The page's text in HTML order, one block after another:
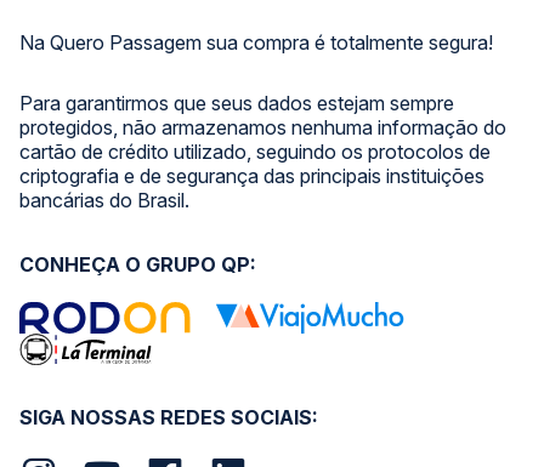
Na Quero Passagem sua compra é totalmente segura!
Para garantirmos que seus dados estejam sempre
protegidos, não armazenamos nenhuma informação do
cartão de crédito utilizado, seguindo os protocolos de
criptografia e de segurança das principais instituições
bancárias do Brasil.
SIGA NOSSAS REDES SOCIAIS:
CONHEÇA O GRUPO QP: